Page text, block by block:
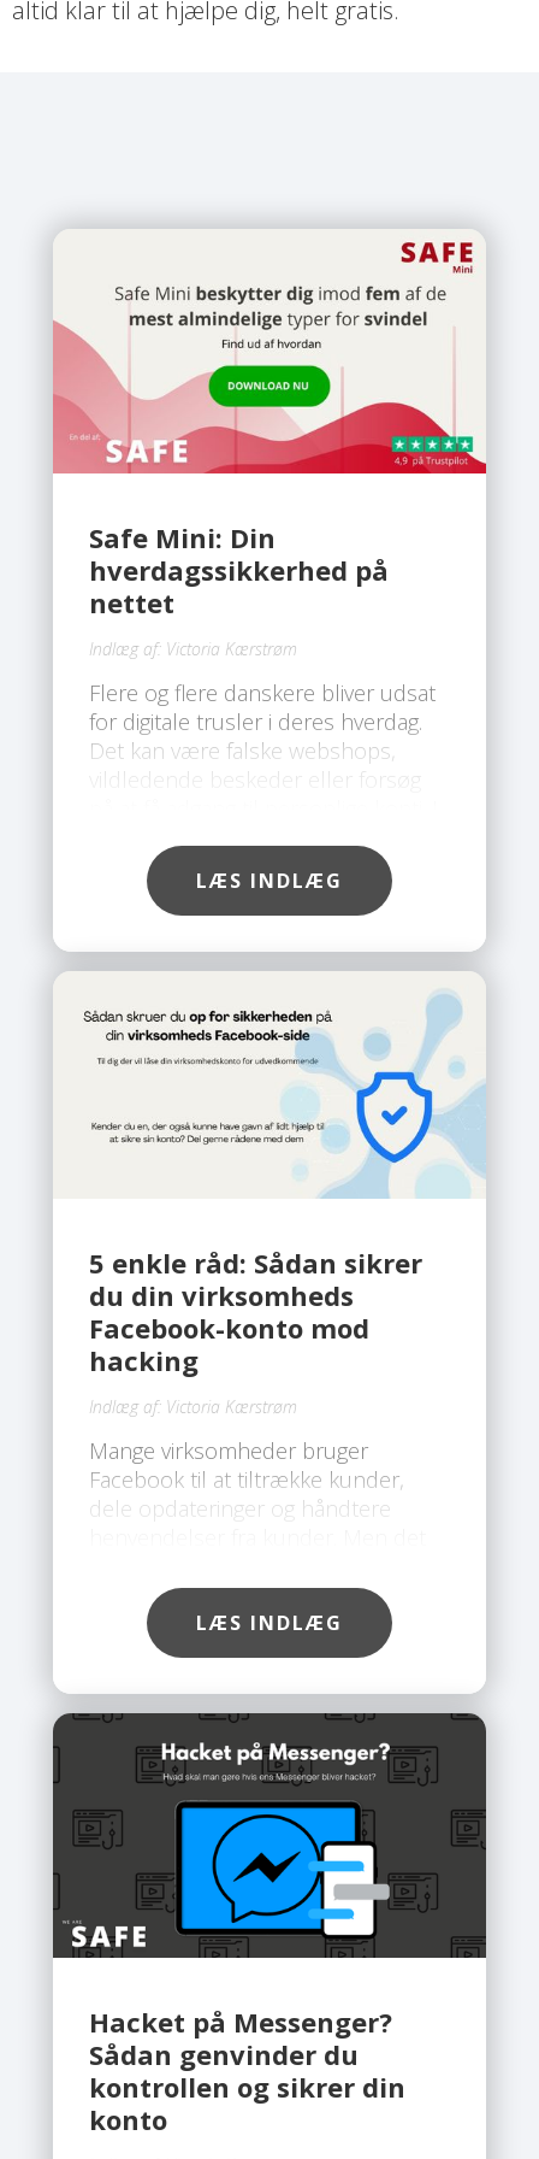
altid klar til at hjælpe dig, helt gratis.
Safe Mini: Din
hverdagssikkerhed på
nettet
Indlæg af: Victoria Kærstrøm
Flere og flere danskere bliver udsat
for digitale trusler i deres hverdag.
Det kan være falske webshops,
vildledende beskeder eller forsøg
mere avancerede, er der behov for
en løsning, der giver en mere
omfattende beskyttelse end klassisk
antivirus. Her skiller Safe Mini sig ud.
LÆS INDLÆG
5 enkle råd: Sådan sikrer
du din virksomheds
Facebook-konto mod
hacking
Indlæg af: Victoria Kærstrøm
Mange virksomheder bruger
Facebook til at tiltrække kunder,
dele opdateringer og håndtere
mål for hackere. Desværre ser vi hos
Safe, at flere og flere
virksomhedskonti bliver hacket, ofte
gode nyhed er, at du med få simple
skridt kan beskytte din konto. Du
behøver ikke være teknisk ekspert,
så længe du følger rådene
herunder.
LÆS INDLÆG
Hacket på Messenger?
Sådan genvinder du
kontrollen og sikrer din
konto